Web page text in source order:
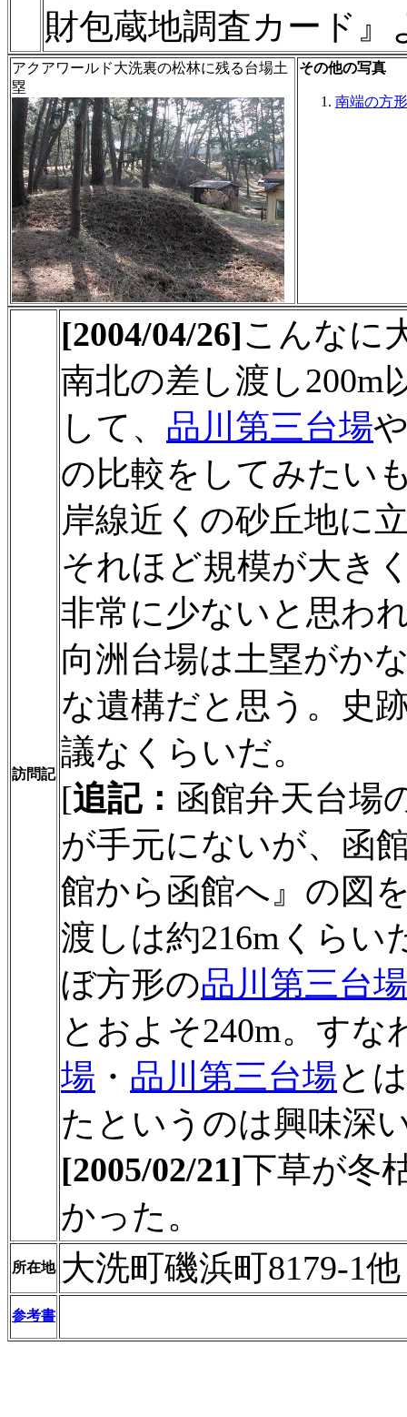
財包蔵地調査カード』
アクアワールド大洗裏の松林に残る台場土
塁
その他の写真
南端の方
訪問記
[2004/04/26]こんなに
南北の差し渡し200m
して、 品川第三台場
の比較をしてみたい
岸線近くの砂丘地に
それほど規模が大き
非常に少ないと思わ
向洲台場は土塁がか
な遺構だと思う。史
議なくらいだ。
[追記： 函館弁天台場
が手元にないが、函
館から函館へ』の図
渡しは約216mくらい
ぼ方形の品川第三台場
とおよそ240m。すな
場 ・ 品川第三台場と
たというのは興味深
[2005/02/21]下草が冬
かった。
所在地 大洗町磯浜町8179-1他
参考書